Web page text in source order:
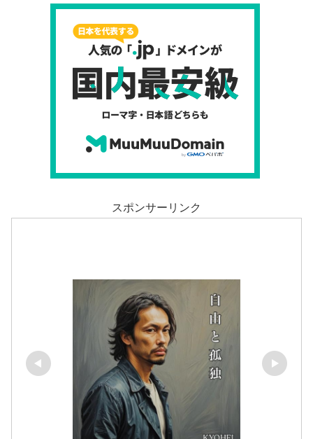
スポンサーリンク